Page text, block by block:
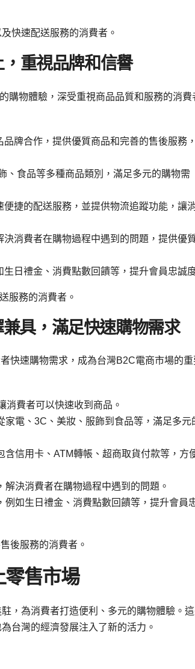
快速配送服務的消費者。
重視品牌和信譽
購物體驗，深受重視商品品質和服務的消費
牌合作，提供優質商品和完善的售後服務
、食品等多種商品類別，滿足多元的購物需
捷的配送服務，並提供物流追蹤功能，讓
消費者在購物過程中遇到的問題，提供優
日禮金、消費點數回饋等，提升會員忠誠
服務的消費者。
具，滿足快速購物需求
快速購物需求，成為台灣B2C電商市場的重
消費者可以快速收到商品。
家電、3C、美妝、服飾到食品等，滿足多元
信用卡、ATM轉帳、超商取貨付款等，方
決消費者在購物過程中遇到的問題。
例如生日禮金、消費點數回饋等，提升會員
後服務的消費者。
零售市場
，為消費者打造便利、多元的購物體驗。
台灣的經濟發展注入了新的活力。